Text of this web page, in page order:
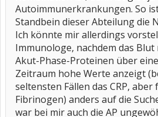
Autoimmunerkrankungen. So
Standbein dieser Abteilung die
Ich könnte mir allerdings
Immunologe, nachdem das Blut
Akut-Phase-Proteinen über
Zeitraum hohe Werte anzeigt
seltensten Fällen das CRP, aber
Fibrinogen) anders auf die
war bei mir auch die AP